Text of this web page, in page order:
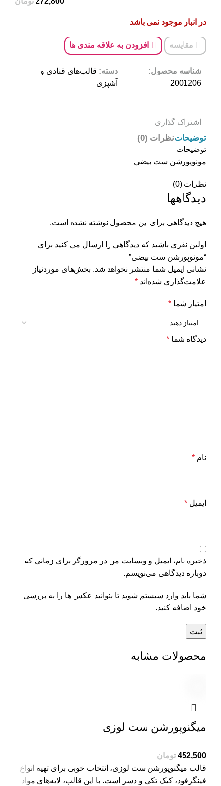
در انبار موجود نمی باشد
مقایسه افزودن به علاقه مندی ها
شناسه محصول:
2001206
دسته: قالب‌های قنادی و
آشپزی
اشتراک گذاری
توضیحاتنظرات (0)
توضیحات
مونوپورشن ست بیضی
نظرات (0)
دیدگاهها
هیچ دیدگاهی برای این محصول نوشته نشده است.
اولین نفری باشید که دیدگاهی را ارسال می کنید برای
“مونوپورشن ست بیضی”
نشانی ایمیل شما منتشر نخواهد شد. بخش‌های موردنیاز
علامت‌گذاری شده‌اند *
امتیاز شما *
دیدگاه شما *
نام *
ایمیل *
ذخیره نام، ایمیل و وبسایت من در مرورگر برای زمانی که
دوباره دیدگاهی می‌نویسم.
شما باید وارد سیستم شوید تا بتوانید عکس ها را به بررسی
خود اضافه کنید.
محصولات مشابه
میگنوپورشن ست لوزی
تومان
قالب میگنوپورشن ست لوزی، انتخاب خوبی برای تهیه انواع
فینگرفود، کیک تکی و دسر است. با این قالب، لایه‌های مواد